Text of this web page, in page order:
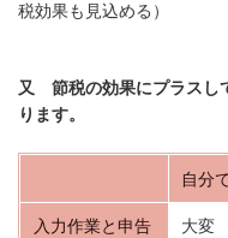
税効果も見込める）
又 節税の効果にプラスし
ります。
自分
入力作業と申告
大変